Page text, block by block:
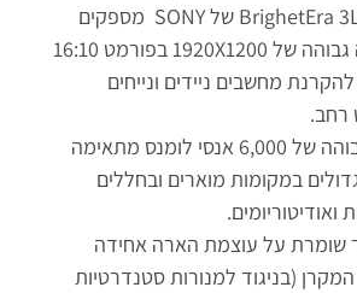
המתקדמת BrighetEra 3LCD של SONY מספקים
תמונה ברזולוציה גבוהה של 1920X1200 בפורמט 16:10
מחשבים ניידים ונייחים
רחב.
עוצמת בהירות גבוהה של 6,000 אנסי לומנס מתאימה
במקומות מוארים ובחללים
ואודיטוריומים.
שומרת על עוצמת הארה אחידה
(בניגוד למנורות סטנדרטיות